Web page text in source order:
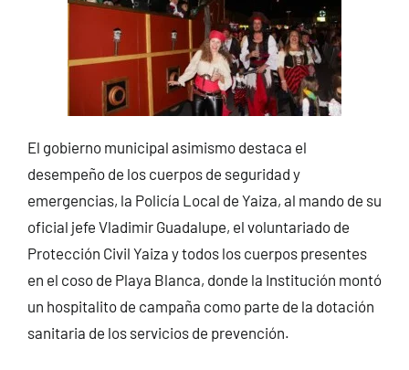
El gobierno municipal asimismo destaca el
desempeño de los cuerpos de seguridad y
emergencias, la Policía Local de Yaiza, al mando de su
oficial jefe Vladimir Guadalupe, el voluntariado de
Protección Civil Yaiza y todos los cuerpos presentes
en el coso de Playa Blanca, donde la Institución montó
un hospitalito de campaña como parte de la dotación
sanitaria de los servicios de prevención.